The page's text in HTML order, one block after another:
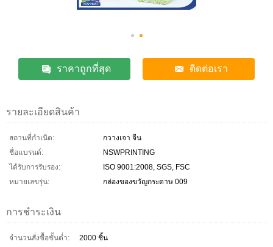
ราคาถูกที่สุด ติดต่อเรา
รายละเอียดสินค้า
สถานที่กำเนิด:
กวางเจา จีน
ชื่อแบรนด์:
NSWPRINTING
ได้รับการรับรอง:
ISO 9001:2008, SGS, FSC
หมายเลขรุ่น:
กล่องของขวัญกระดาษ 009
การชำระเงิน
จำนวนสั่งซื้อขั้นต่ำ:
2000 ชิ้น